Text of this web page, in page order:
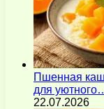
Пшенная
для
22.07.2026